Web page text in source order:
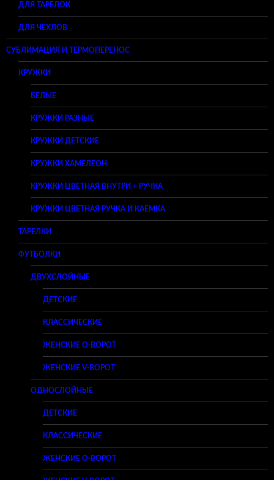
ДЛЯ ТАРЕЛОК
ДЛЯ ЧЕХЛОВ
СУБЛИМАЦИЯ И ТЕРМОПЕРЕНОС
КРУЖКИ
БЕЛЫЕ
КРУЖКИ РАЗНЫЕ
КРУЖКИ ДЕТСКИЕ
КРУЖКИ ХАМЕЛЕОН
КРУЖКИ ЦВЕТНАЯ ВНУТРИ + РУЧКА
КРУЖКИ ЦВЕТНАЯ РУЧКА И КАЕМКА
ТАРЕЛКИ
ФУТБОЛКИ
ДВУХСЛОЙНЫЕ
ДЕТСКИЕ
КЛАССИЧЕСКИЕ
ЖЕНСКИЕ O-ВОРОТ
ЖЕНСКИЕ V-ВОРОТ
ОДНОСЛОЙНЫЕ
ДЕТСКИЕ
КЛАССИЧЕСКИЕ
ЖЕНСКИЕ O-ВОРОТ